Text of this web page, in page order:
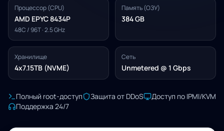
Процессор (CPU)
AMD EPYC 8434P
48C / 96T · 2.5 GHz
Память (ОЗУ)
384 GB
Хранилище
4x7.15TB (NVME)
Сеть
Unmetered @ 1 Gbps
Полный root-доступ Защита от DDoS
Доступ по IPMI/KVM
Поддержка 24/7